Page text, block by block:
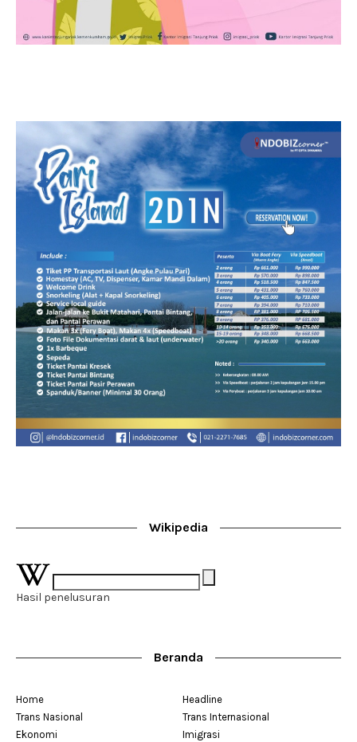
Wikipedia
Hasil penelusuran
Beranda
Home
Headline
Trans Nasional
Trans Internasional
Ekonomi
Imigrasi